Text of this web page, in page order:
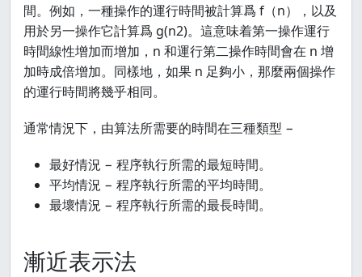
間。例如，一種操作的運行時間被計算爲 f（n），以及
用於另一操作它計算爲 g(n2)。這意味着第一操作運行
時間線性增加而增加，n 和運行第二操作時間會在 n 增
加時成倍增加。同樣地，如果 n 足夠小，那麼兩個操作
的運行時間將幾乎相同。
通常情況下，由算法所需要的時間在三種類型 −
最好情況 − 程序執行所需的最短時間。
平均情況 − 程序執行所需的平均時間。
最壞情況 − 程序執行所需的最長時間。
漸近表示法